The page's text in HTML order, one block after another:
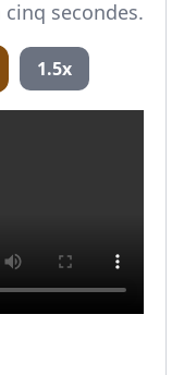
secondes.
1.5x